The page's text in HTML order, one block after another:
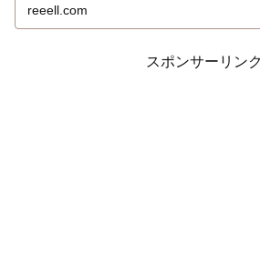
reeell.com
スポンサーリンク